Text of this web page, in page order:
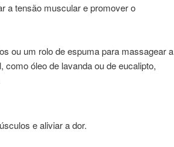
a tensão muscular e promover o
ou um rolo de espuma para massagear a
óleo de lavanda ou de eucalipto,
e aliviar a dor.